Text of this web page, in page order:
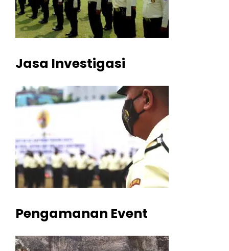
Jasa Investigasi
Pengamanan Event